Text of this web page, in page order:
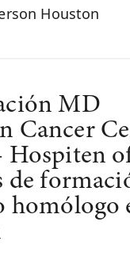
Houston
MD
Cancer
Hospiten
de
homólogo